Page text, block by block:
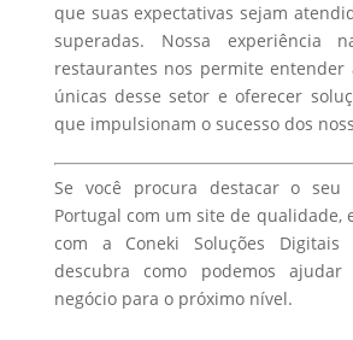
que suas expectativas sejam
superadas. Nossa experiência
restaurantes nos permite entender
únicas desse setor e oferecer
que impulsionam o sucesso dos
Se você procura destacar o seu
Portugal com um site de qualidade,
com a Coneki Soluções
descubra como podemos
negócio para o próximo nível.